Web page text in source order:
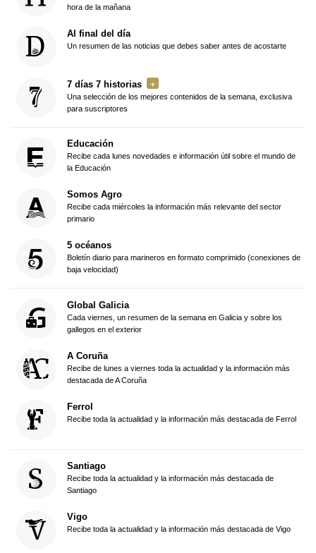
hora de la mañana
Al final del día
Un resumen de las noticias que debes saber antes de acostarte
7 días 7 historias
Una selección de los mejores contenidos de la semana, exclusiva
para suscriptores
Educación
Recibe cada lunes novedades e información útil sobre el mundo de
la Educación
Somos Agro
Recibe cada miércoles la información más relevante del sector
primario
5 océanos
Boletín diario para marineros en formato comprimido (conexiones de
baja velocidad)
Global Galicia
Cada viernes, un resumen de la semana en Galicia y sobre los
gallegos en el exterior
A Coruña
Recibe de lunes a viernes toda la actualidad y la información más
destacada de A Coruña
Ferrol
Recibe toda la actualidad y la información más destacada de Ferrol
Santiago
Recibe toda la actualidad y la información más destacada de
Santiago
Vigo
Recibe toda la actualidad y la información más destacada de Vigo